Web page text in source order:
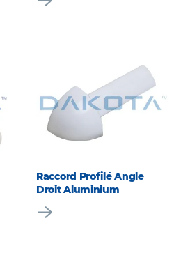
Raccord Profilé Angle
Droit Aluminium